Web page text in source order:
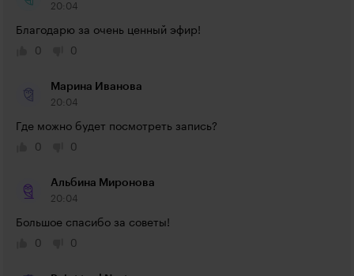
20:04
Благодарю за очень ценный эфир!
0
0
Марина Иванова
20:04
Где можно будет посмотреть запись?
0
0
Альбина Миронова
20:04
Большое спасибо за советы!
0
0